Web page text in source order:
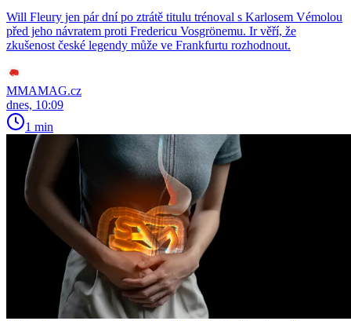
Will Fleury jen pár dní po ztrátě titulu trénoval s Karlosem Vémolou
před jeho návratem proti Fredericu Vosgrönemu. Ir věří, že
zkušenost české legendy může ve Frankfurtu rozhodnout.
MMAMAG.cz
dnes, 10:09
1 min